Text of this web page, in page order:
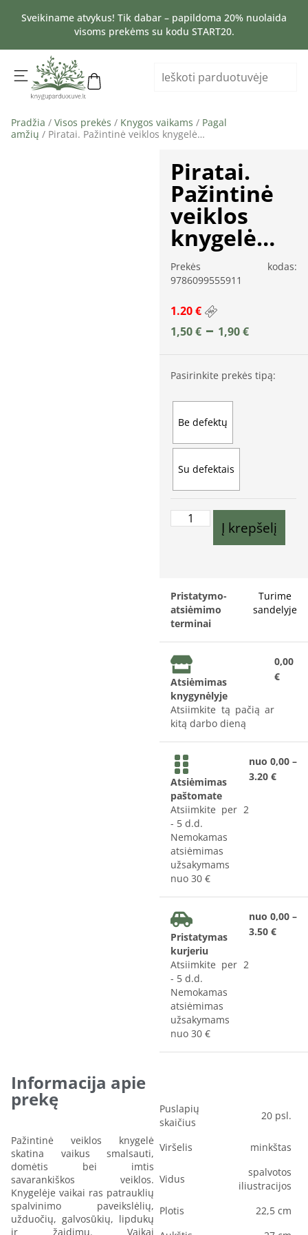
Sveikiname atvykus! Tik dabar – papildoma 20% nuolaida
visoms prekėms su kodu START20.
Pradžia / Visos prekės / Knygos vaikams / Pagal
amžių / Piratai. Pažintinė veiklos knygelė…
Piratai.
Pažintinė
veiklos
knygelė…
Prekės kodas:
9786099555911
1.20 €
1,50€ – 1,90€
Pasirinkite prekės tipą:
Be defektų
Su defektais
Į krepšelį
Pristatymo-
atsiėmimo
terminai
Turime
sandelyje
Atsiėmimas
knygynėlyje
Atsiimkite tą pačią ar
kitą darbo dieną
0,00
€
Atsiėmimas
paštomate
Atsiimkite per 2
- 5 d.d.
Nemokamas
atsiėmimas
užsakymams
nuo 30 €
nuo 0,00 –
3.20 €
Pristatymas
kurjeriu
Atsiimkite per 2
- 5 d.d.
Nemokamas
atsiėmimas
užsakymams
nuo 30 €
nuo 0,00 –
3.50 €
Informacija apie
prekę
Pažintinė veiklos knygelė
skatina vaikus smalsauti,
domėtis bei imtis
savarankiškos veiklos.
Knygelėje vaikai ras patrauklių
spalvinimo paveikslėlių,
užduočių, galvosūkių, lipdukų
ir žaidimų. Vaikai
Puslapių
skaičius
20 psl.
Viršelis minkštas
Vidus
spalvotos
iliustracijos
Plotis
22,5 cm